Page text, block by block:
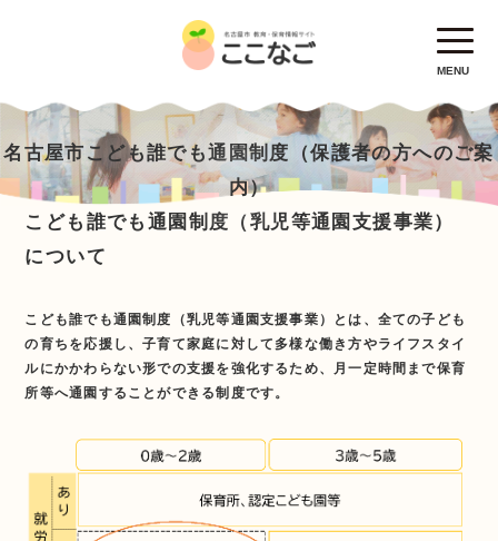
MENU
名古屋市こども誰でも通園制度（保護者の方へのご案
内）
こども誰でも通園制度（乳児等通園支援事業）
について
こども誰でも通園制度（乳児等通園支援事業）とは、全ての子ども
の育ちを応援し、子育て家庭に対して多様な働き方やライフスタイ
ルにかかわらない形での支援を強化するため、月一定時間まで保育
所等へ通園することができる制度です。